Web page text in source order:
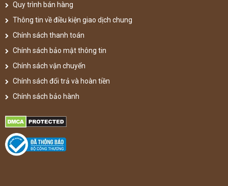
Quy trình bán hàng
Thông tin về điều kiện giao dịch chung
Chính sách thanh toán
Chính sách bảo mật thông tin
Chính sách vận chuyển
Chính sách đổi trả và hoàn tiền
Chính sách bảo hành